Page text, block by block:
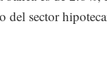
del sector